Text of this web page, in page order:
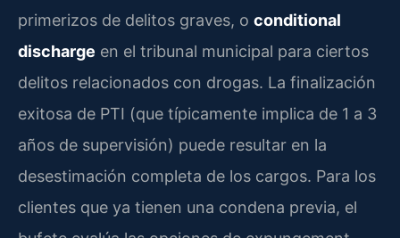
primerizos de delitos graves, o conditional
discharge en el tribunal municipal para ciertos
delitos relacionados con drogas. La finalización
exitosa de PTI (que típicamente implica de 1 a 3
años de supervisión) puede resultar en la
desestimación completa de los cargos. Para los
clientes que ya tienen una condena previa, el